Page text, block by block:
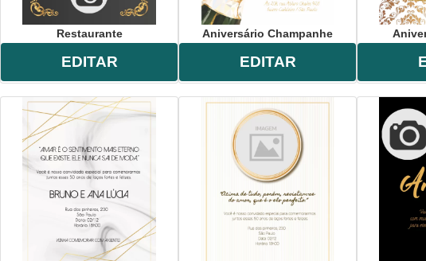
Restaurante
EDITAR
Aniversário Champanhe
EDITAR